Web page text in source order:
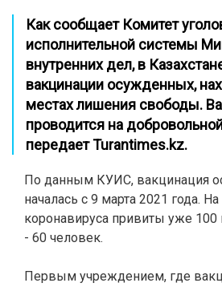
Как сообщает Комитет
исполнительной системы
внутренних дел, в
вакцинации осужденных,
местах лишения свободы.
проводится на
передаетTurantimes.kz.
По данным КУИС, вакцинация
началась с 9 марта 2021 года.
коронавируса привиты уже 100
- 60 человек.
Первым учреждением, где